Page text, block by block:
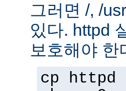
그러면 /, /
있다. httpd
보호해야 한
cp httpd